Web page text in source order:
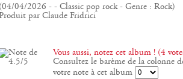
04/2026 - - Classic pop rock - Genre : Rock)
par Claude Fridrici
Vous aussi, notez cet album ! (4
Consultez le barème de la colonne
votre note à cet album